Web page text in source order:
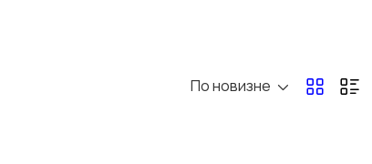
По новизне